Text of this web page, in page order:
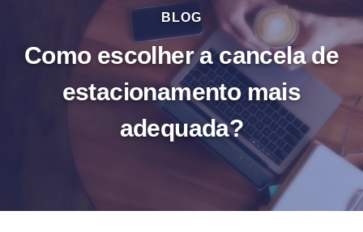
BLOG
Como escolher a cancela de
estacionamento mais
adequada?